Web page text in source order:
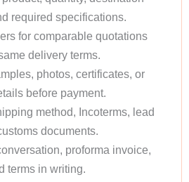
required specifications.
for comparable quotations
delivery terms.
photos, certificates, or
before payment.
method, Incoterms, lead
documents.
proforma invoice,
terms in writing.